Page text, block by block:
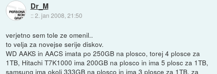
Dr_M
::2. jan 2008, 21:50
verjetno sem tole ze omenil..
to velja za novejse serije diskov.
WD AAKS in AACS imata po 250GB na plosco, torej 4 plosce za
1TB, Hitachi T7K1000 ima 200GB na plosco in ima 5 plosc za 1TB,
samsung ima okoli 333GB na plosco in ima 3 plosce za 1TB. za